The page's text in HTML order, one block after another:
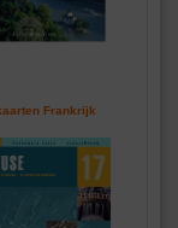
Frankrijk